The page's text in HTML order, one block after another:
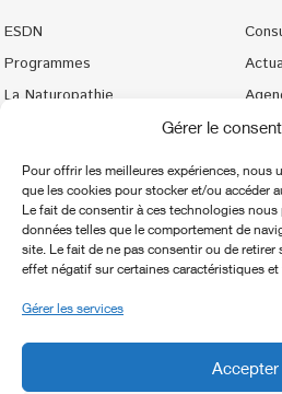
Gérer le
Pour offrir les meilleures expériences, nous
que les cookies pour stocker et/ou accéder
Le fait de consentir à ces technologies
données telles que le comportement de
site. Le fait de ne pas consentir ou de
effet négatif sur certaines caractéristiques
Gérer les services
Accepter
ESDN
Programmes
La Naturopathie
Contact
Académie de Vitalopathie
2 allée des Corvées
21240 TALANT
secretariatavcn@vitalopathie.org
les
a
c